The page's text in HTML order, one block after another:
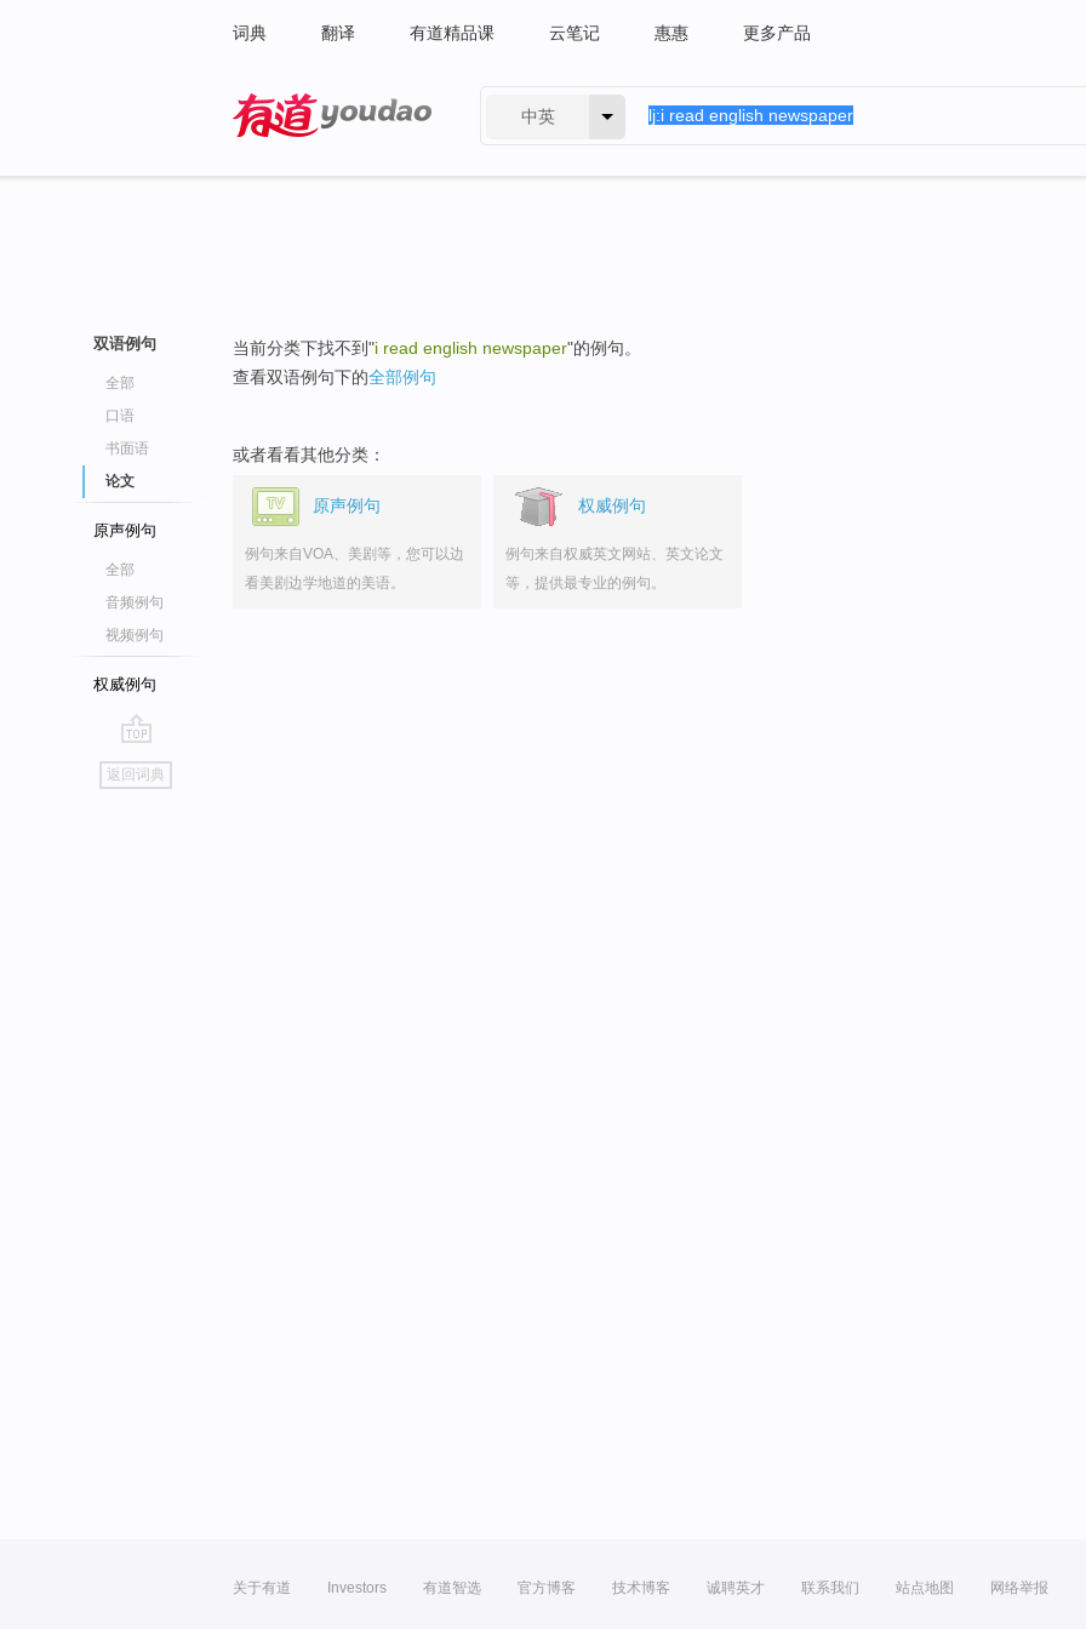
词典 翻译 有道精品课 云笔记 惠惠 更多产品
中英
双语例句
全部
口语
书面语
论文
原声例句
全部
音频例句
视频例句
权威例句
go
top
返回词典
当前分类下找不到"i read english newspaper"的例句。
查看双语例句下的全部例句
或者看看其他分类：
原声例句
例句来自VOA、美剧等，您可以边
看美剧边学地道的美语。
权威例句
例句来自权威英文网站、英文论文
等，提供最专业的例句。
关于有道 Investors 有道智选 官方博客 技术博客 诚聘英才 联系我们 站点地图 网络举报